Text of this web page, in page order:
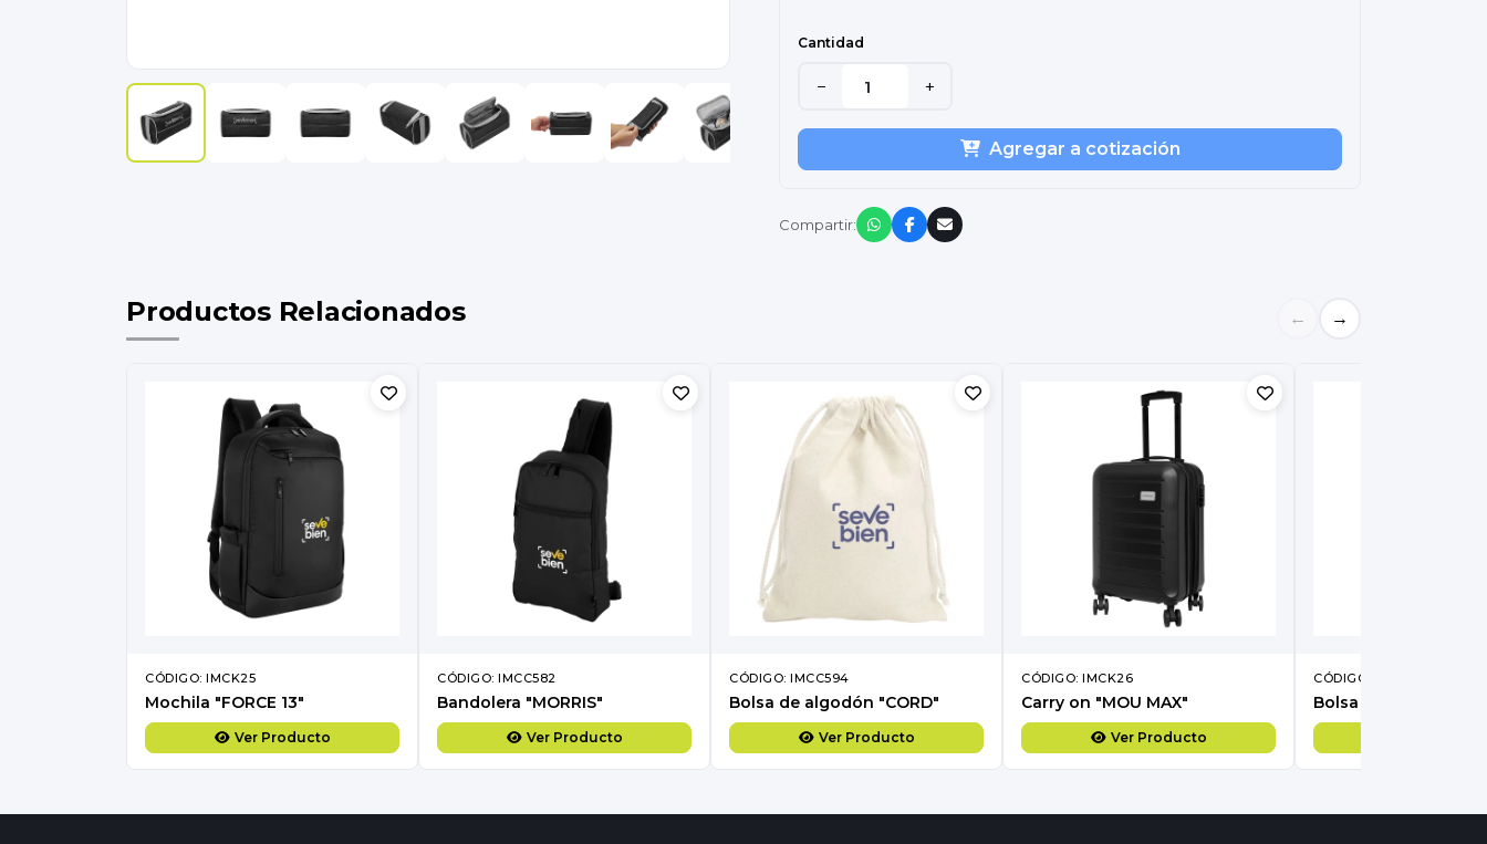
Cantidad
− +
Agregar a cotización
Compartir:
Productos Relacionados ← →
CÓDIGO: IMCK25
Mochila "FORCE 13"
Ver Producto
CÓDIGO: IMCC582
Bandolera "MORRIS"
Ver Producto
CÓDIGO: IMCC594
Bolsa de algodón "CORD"
Ver Producto
CÓDIGO: IMCK26
Carry on "MOU MAX"
Ver Producto
CÓDIGO: IMCC592
Bolsa de algodón y